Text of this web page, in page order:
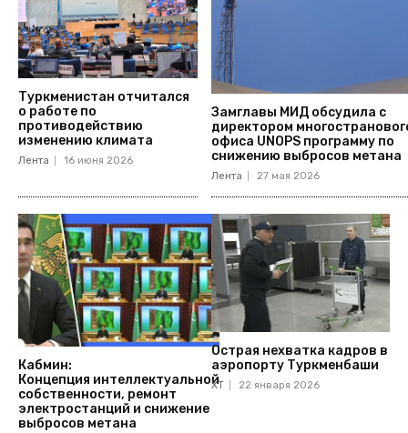
Туркменистан отчитался
о работе по
противодействию
изменению климата
Лента 16 июня 2026
Замглавы МИД обсудила с
директором
офиса UNOPS программу по
снижению выбросов метана
Лента 27 мая 2026
Кабмин:
Концепция интеллектуальной
собственности, ремонт
электростанций и снижение
выбросов метана
Острая нехватка кадров в
аэропорту Туркменбаши
ХТ 22 января 2026